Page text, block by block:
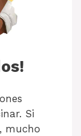
Si
mucho